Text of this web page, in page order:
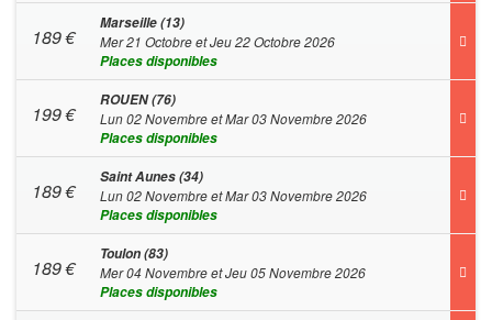
189€
Marseille (13)
Mer 21 Octobre et Jeu 22 Octobre 2026
Places disponibles
199€
ROUEN (76)
Lun 02 Novembre et Mar 03 Novembre 2026
Places disponibles
189€
Saint Aunes (34)
Lun 02 Novembre et Mar 03 Novembre 2026
Places disponibles
189€
Toulon (83)
Mer 04 Novembre et Jeu 05 Novembre 2026
Places disponibles